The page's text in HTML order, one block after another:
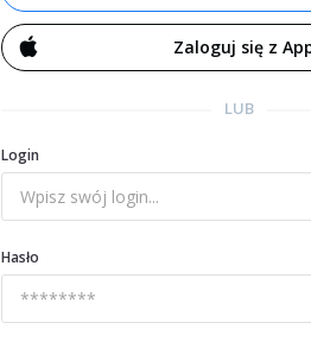
Zaloguj się z
LUB
Login
Hasło